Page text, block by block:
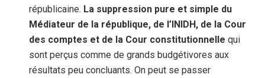
républicaine. La suppression pure et simple du
Médiateur de la république, de l’INIDH, de la Cour
des comptes et de la Cour constitutionnelle qui
sont perçus comme de grands budgétivores aux
résultats peu concluants. On peut se passer